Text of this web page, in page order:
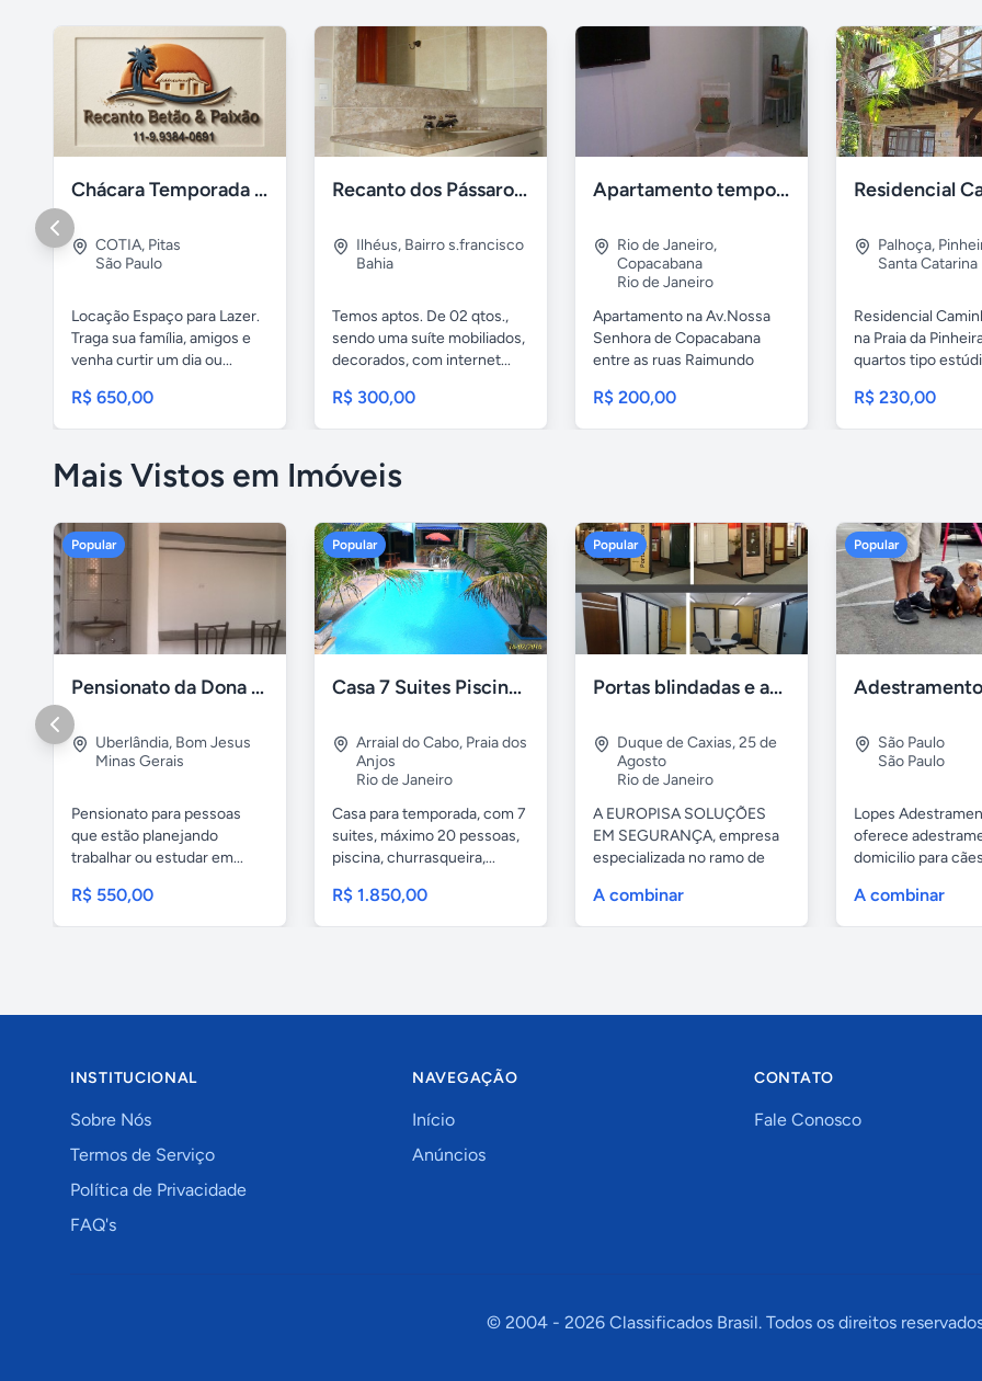
Chácara Temporada Cotia/Itapevi
COTIA, Pitas
São Paulo
Locação Espaço para Lazer.
Traga sua família, amigos e
venha curtir um dia ou...
R$ 650,00
Recanto dos Pássaros Ilhéus
Ilhéus, Bairro s.francisco
Bahia
Temos aptos. De 02 qtos.,
sendo uma suíte mobiliados,
decorados, com internet...
R$ 300,00
Apartamento temporada Copacabana-RJ
Rio de Janeiro,
Copacabana
Rio de Janeiro
Apartamento na Av.Nossa
Senhora de Copacabana
entre as ruas Raimundo
R$ 200,00
Palhoça,
Santa Catarina
Residencial
na Praia da
quartos tipo
R$ 230,00
Mais Vistos em Imóveis
Popular
Pensionato da Dona Maria - Uberlândia/MG
Uberlândia, Bom Jesus
Minas Gerais
Pensionato para pessoas
que estão planejando
trabalhar ou estudar em...
R$ 550,00
Popular
Casa 7 Suites Piscina - Praia dos Anjos
Arraial do Cabo, Praia dos
Anjos
Rio de Janeiro
Casa para temporada, com 7
suites, máximo 20 pessoas,
piscina, churrasqueira,...
R$ 1.850,00
Popular
Portas blindadas e anti-arrombamento Europisa
Duque de Caxias,25 de
Agosto
Rio de Janeiro
A EUROPISA SOLUÇÕES
EM SEGURANÇA, empresa
especializada no ramo de
A combinar
Popular
São Paulo
São Paulo
Lopes
oferece
domicilio para
A combinar
INSTITUCIONAL
Sobre Nós
Termos de Serviço
Política de Privacidade
FAQ's
NAVEGAÇÃO
Início
Anúncios
CONTATO
Fale Conosco
© 2004 - 2026Classificados Brasil. Todos os direitos